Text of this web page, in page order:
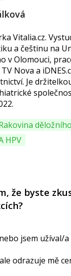
Vitalia.cz.
a češtinu na
v Olomouci,
Nova a
Je
HPV
že byste
jsem užíval/a
odrazuje mě